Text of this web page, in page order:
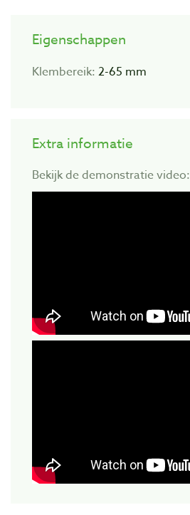
Eigenschappen
Klembereik: 2-65 mm
Extra informatie
Bekijk de demonstratie video: